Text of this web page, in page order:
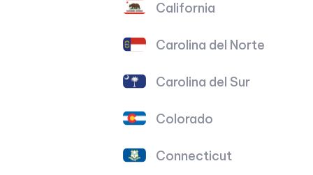
California
Carolina del Norte
Carolina del Sur
Colorado
Connecticut